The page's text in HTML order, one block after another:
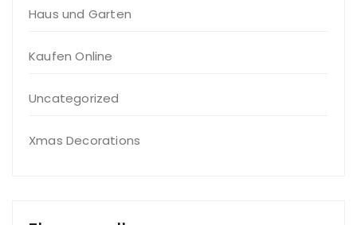
Haus und Garten
Kaufen Online
Uncategorized
Xmas Decorations